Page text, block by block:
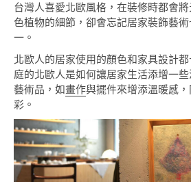
台灣人喜愛北歐風格，在裝修時都會
色植物的細節，卻會忘記居家裝飾藝
一。
北歐人的居家使用的顏色和家具設計
庭的北歐人是如何讓居家生活添增一
藝術品，如畫作與擺件來增添溫暖感
彩。